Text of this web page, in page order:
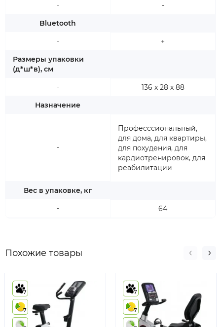
-
Bluetooth
-
Размеры упаковки
(д*ш*в), см
-
Назначение
-
Вес в упаковке, кг
-
-
+
136 х 28 х 88
Професссиональный,
для дома, для квартиры,
для похудения, для
кардиотренировок, для
реабилитации
64
Похожие товары
7
7
7
7